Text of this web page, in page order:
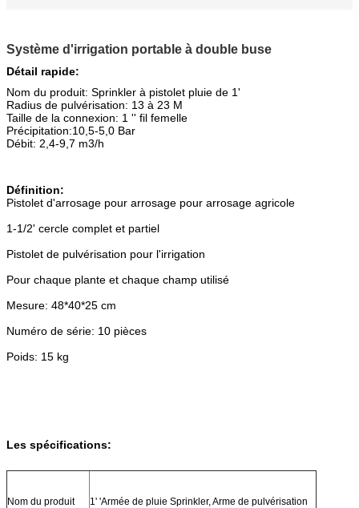
Système d'irrigation portable à double buse
Détail rapide:
Nom du produit: Sprinkler à pistolet pluie de 1'
Radius de pulvérisation: 13 à 23 M
Taille de la connexion: 1 '' fil femelle
Précipitation:10,5-5,0 Bar
Débit: 2,4-9,7 m3/h
Définition:
Pistolet d'arrosage pour arrosage pour arrosage agricole
1-1/2' cercle complet et partiel
Pistolet de pulvérisation pour l'irrigation
Pour chaque plante et chaque champ utilisé
Mesure: 48*40*25 cm
Numéro de série: 10 pièces
Poids: 15 kg
Les spécifications:
Nom du produit 1' 'Armée de pluie Sprinkler, Arme de pulvérisation